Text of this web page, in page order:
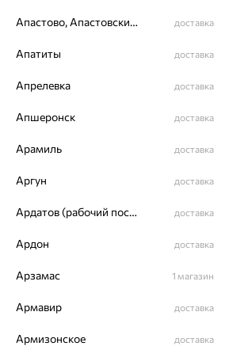
5 155₽ 14 319
Похожие изделия
Апастово, Апастовский район доставка
Апатиты доставка
Апрелевка доставка
Апшеронск доставка
Арамиль доставка
Аргун доставка
Ардатов (рабочий поселок) доставка
Ардон доставка
Арзамас 1 магазин
Армавир доставка
Армизонское доставка